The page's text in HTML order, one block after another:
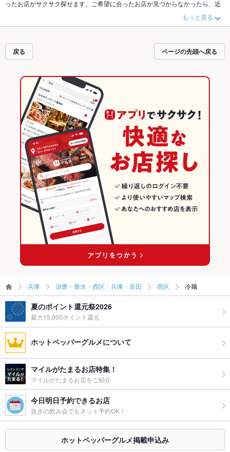
ったお店がサクサク探せます。ご希望に合ったお店が見つからなかったら、近
ペッパーグルメなら、お得なクーポンはもちろん、こだわりメニューからあ
げ、お茶漬け、串かつや季節のおすすめ料理など、お店の最新情報をご紹介し
す。友達どうしの飲み会にも、会社の宴会にも、デートやパーティーにもお得
に便利にホットペッパーグルメをご利用ください。
もっと見る
戻る ページの先頭へ戻る
兵庫 須磨・垂水・西区・兵庫・長田 西区 冷麺
夏のポイント還元祭2026
最大15,000ポイント還元
ホットペッパーグルメについて
マイルがたまるお店特集！
マイルがたまるお店をご紹介
今日明日予約できるお店
急ぎの飲み会でもネット予約OK！
ホットペッパーグルメ掲載申込み